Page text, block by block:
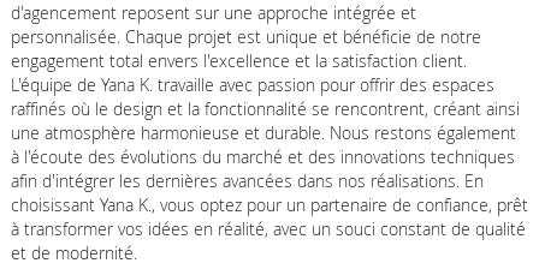
d'agencement reposent sur une approche intégrée et
personnalisée. Chaque projet est unique et bénéficie de notre
engagement total envers l'excellence et la satisfaction client.
L'équipe de Yana K. travaille avec passion pour offrir des espaces
raffinés où le design et la fonctionnalité se rencontrent, créant ainsi
une atmosphère harmonieuse et durable. Nous restons également
à l'écoute des évolutions du marché et des innovations techniques
afin d'intégrer les dernières avancées dans nos réalisations. En
choisissant Yana K., vous optez pour un partenaire de confiance, prêt
à transformer vos idées en réalité, avec un souci constant de qualité
et de modernité.